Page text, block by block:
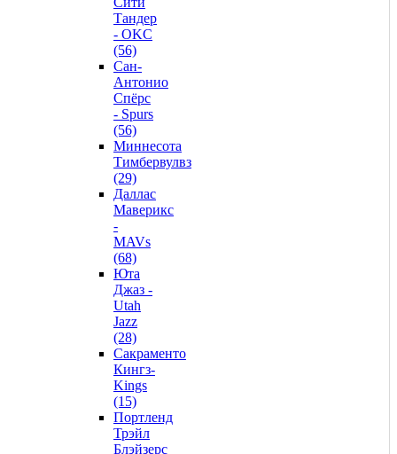
Тандер
- OKC
(56)
Сан-
Антонио
Спёрс
- Spurs
(56)
Миннесота
Тимбервулвз
(29)
Даллас
Маверикс
-
MAVs
(68)
Юта
Джаз -
Utah
Jazz
(28)
Сакраменто
Кингз-
Kings
(15)
Портленд
Трэйл
Блэйзерс